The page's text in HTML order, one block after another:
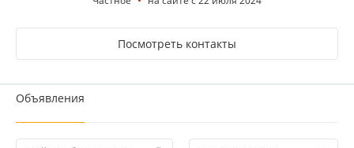
Объявления
Посмотреть контакты